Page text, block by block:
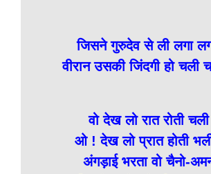
जिसने गुरुदेव से ली लगा
वीरान उसकी जिंदगी हो चली
वो देख लो रात रोती
ओ ! देख लो प्रात होती
अंगड़ाई भरता वो चैनो-